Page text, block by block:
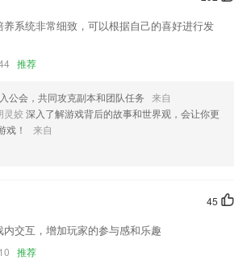
，丰富可玩性。
用功能
期再见??
不开的介绍，如果您喜欢这款软件，您可以到应
说出您的使用经历，以帮助我们更好的对产品进行
系统非常细致，可以根据自己的喜好进行发
推荐
入公会，共同攻克副本和团队任务 来自
灵姣深入了解游戏背后的故事和世界观，会让你更
戏！
来自
45
交互，增加玩家的参与感和乐趣
推荐